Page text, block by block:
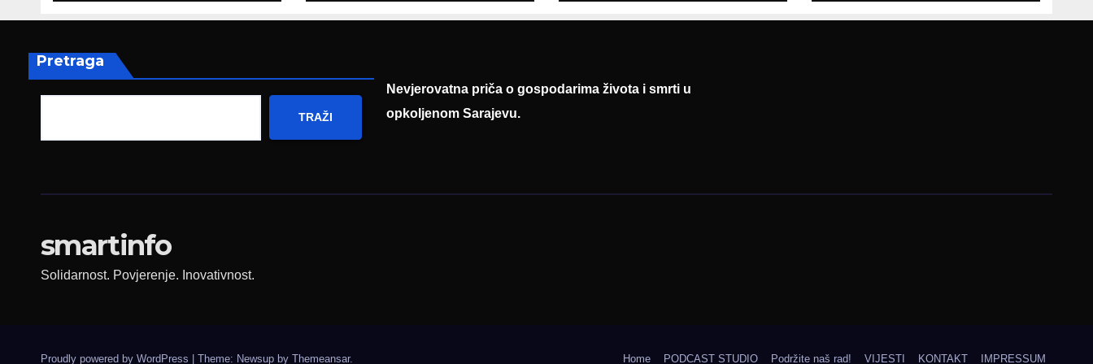
poruku
prezentaciji
Federalnog sajma
Bosne i
Hercegovine
Pretraga
TRAŽI
Nevjerovatna priča o gospodarima života i smrti u
opkoljenom Sarajevu.
smartinfo
Solidarnost. Povjerenje. Inovativnost.
Proudly powered by WordPress | Theme: Newsup by Themeansar. Home PODCAST STUDIO Podržite naš rad! VIJESTI KONTAKT IMPRESSUM